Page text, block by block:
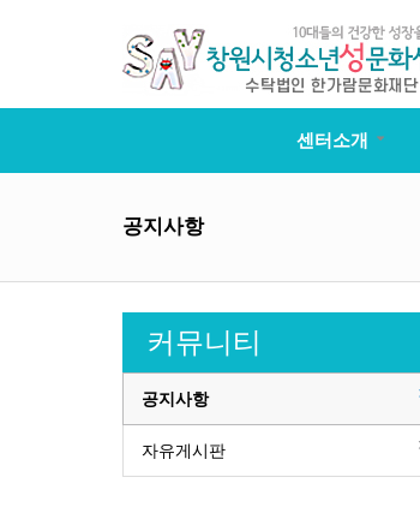
센터소개
공지사항
커뮤니티
공지사항
자유게시판